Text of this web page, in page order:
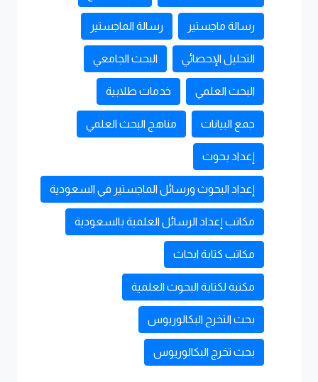
رسالة ماجستير رسالة الماجستير
التحليل الإحصائي البحث الجامعي
البحث العلمي خدمات طلابية
جمع البيانات مناهج البحث العلمي
إعداد بحوث
إعداد البحوث ورسائل الماجستير في السعودية
مكاتب إعداد الرسائل العلمية بالسعودية
مكاتب كتابة ابحاث
مكتبة لكتابة البحوث العلمية
بحث التخرج البكالوريوس
بحث تخرج البكالوريوس